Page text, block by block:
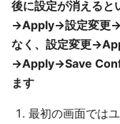
後に設定が消えると
→Apply→設定変更
なく、設定変更
→Apply→Save
ます
最初の画面では